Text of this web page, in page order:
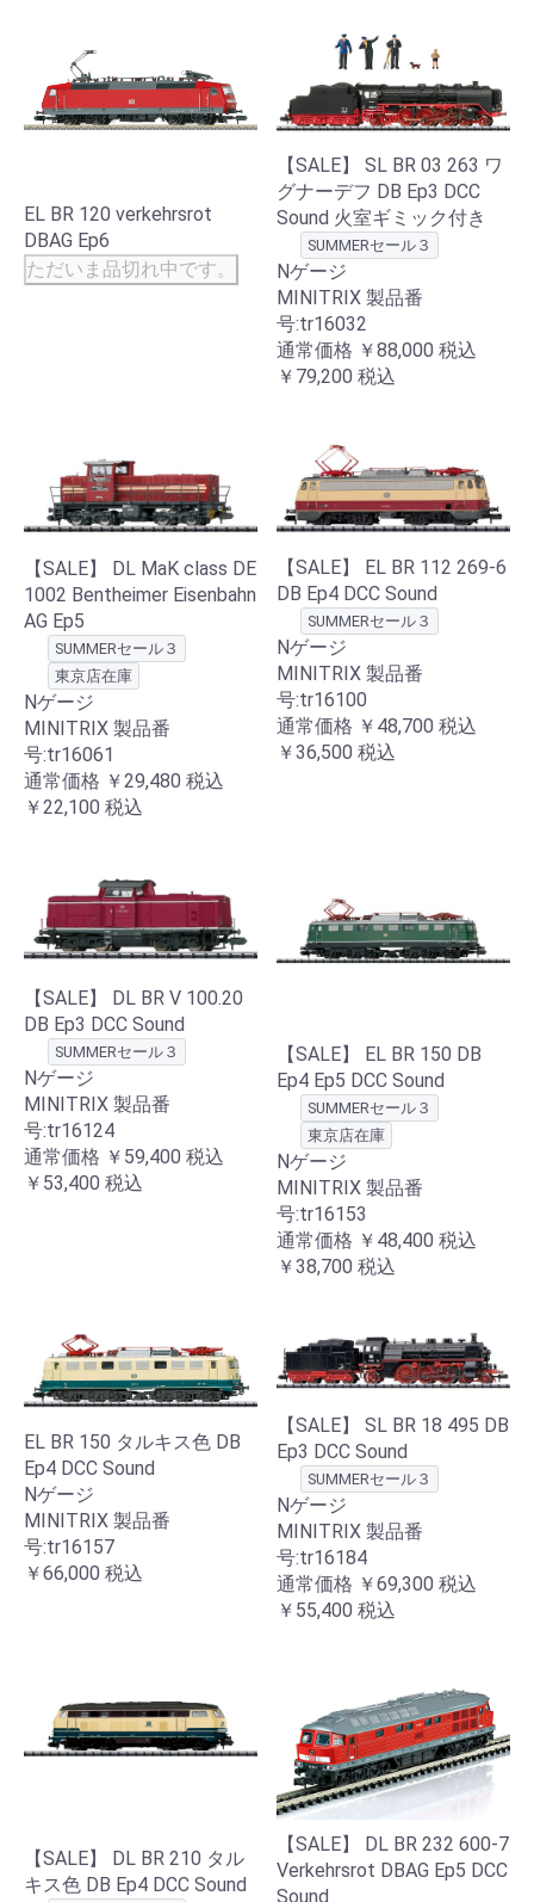
EL BR 120 verkehrsrot
DBAG Ep6
ただいま品切れ中です。
【SALE】 SL BR 03 263 ワ
グナーデフ DB Ep3 DCC
Sound 火室ギミック付き
SUMMERセール３
Nゲージ
MINITRIX 製品番
号:tr16032
通常価格 ￥88,000 税込
￥79,200 税込
【SALE】 DL MaK class DE
1002 Bentheimer Eisenbahn
AG Ep5
SUMMERセール３
東京店在庫
Nゲージ
MINITRIX 製品番
号:tr16061
通常価格 ￥29,480 税込
￥22,100 税込
【SALE】 EL BR 112 269-6
DB Ep4 DCC Sound
SUMMERセール３
Nゲージ
MINITRIX 製品番
号:tr16100
通常価格 ￥48,700 税込
￥36,500 税込
【SALE】 DL BR V 100.20
DB Ep3 DCC Sound
SUMMERセール３
Nゲージ
MINITRIX 製品番
号:tr16124
通常価格 ￥59,400 税込
￥53,400 税込
【SALE】 EL BR 150 DB
Ep4 Ep5 DCC Sound
SUMMERセール３
東京店在庫
Nゲージ
MINITRIX 製品番
号:tr16153
通常価格 ￥48,400 税込
￥38,700 税込
EL BR 150 タルキス色 DB
Ep4 DCC Sound
Nゲージ
MINITRIX 製品番
号:tr16157
￥66,000 税込
【SALE】 SL BR 18 495 DB
Ep3 DCC Sound
SUMMERセール３
Nゲージ
MINITRIX 製品番
号:tr16184
通常価格 ￥69,300 税込
￥55,400 税込
【SALE】 DL BR 210 タル
キス色 DB Ep4 DCC Sound
【SALE】 DL BR 232 600-7
Verkehrsrot DBAG Ep5 DCC
Sound